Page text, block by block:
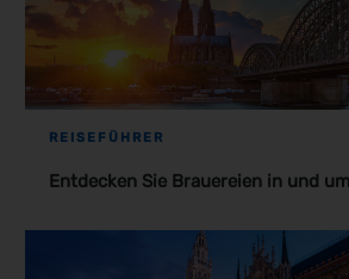
REISEFÜHRER
Entdecken Sie Brauereien in und